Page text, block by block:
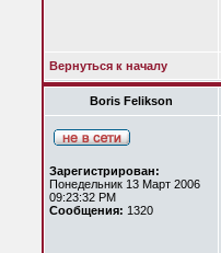
Вернуться к началу
Boris Felikson
Зарегистрирован:
Понедельник 13 Март 2006
09:23:32 PM
Сообщения: 1320